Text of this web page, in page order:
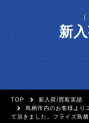
新
TOP
新入荷/買取実績
鳥栖市内のお客様より
て頂きました。フライズ鳥